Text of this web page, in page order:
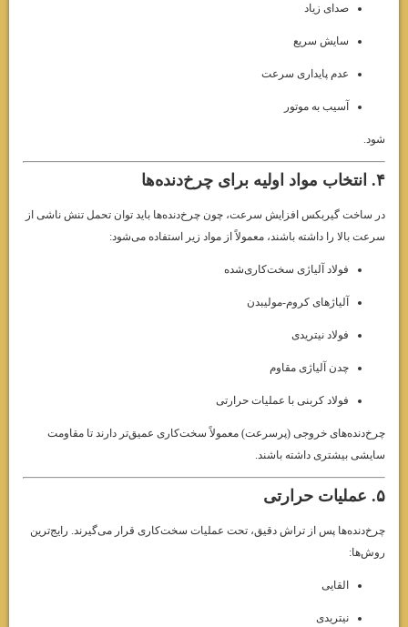
صدای زیاد
سایش سریع
عدم پایداری سرعت
آسیب به موتور
شود.
۴. انتخاب مواد اولیه برای چرخ‌دنده‌ها
در ساخت گیربکس افزایش سرعت، چون چرخ‌دنده‌ها باید توان تحمل تنش ناشی از
سرعت بالا را داشته باشند، معمولاً از مواد زیر استفاده می‌شود:
فولاد آلیاژی سخت‌کاری‌شده
آلیاژهای کروم-مولیبدن
فولاد نیتریدی
چدن آلیاژی مقاوم
فولاد کربنی با عملیات حرارتی
چرخ‌دنده‌های خروجی (پرسرعت) معمولاً سخت‌کاری عمیق‌تر دارند تا مقاومت
سایشی بیشتری داشته باشند.
۵. عملیات حرارتی
چرخ‌دنده‌ها پس از تراش دقیق، تحت عملیات سخت‌کاری قرار می‌گیرند. رایج‌ترین
روش‌ها:
القایی
نیتریدی